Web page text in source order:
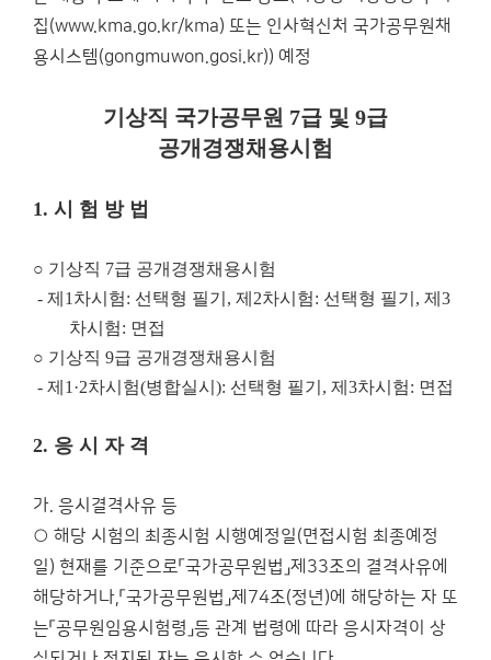
집(www.kma.go.kr/kma) 또는 인사혁신처 국가공무원채
용시스템(gongmuwon.gosi.kr)) 예정
기상직 국가공무원 7급 및 9급
공개경쟁채용시험
1. 시 험 방 법
○ 기상직 7급 공개경쟁채용시험
- 제 1 차시험: 선택형 필기 , 제 2차시험: 선택형 필기 , 제 3
차시험: 면접
○ 기상직 9급 공개경쟁채용시험
- 제 1·2차시험(병합실시 ): 선택형 필기 , 제 3차시험: 면접
2. 응 시 자 격
가. 응시결격사유 등
○ 해당 시험의 최종시험 시행예정일(면접시험 최종예정
일) 현재를 기준으로「국가공무원법」제33조의 결격사유에
해당하거나,「국가공무원법」제74조(정년)에 해당하는 자 또
는「공무원임용시험령」등 관계 법령에 따라 응시자격이 상